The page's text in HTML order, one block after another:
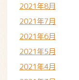
2021年8月
2021年7月
2021年6月
2021年5月
2021年4月